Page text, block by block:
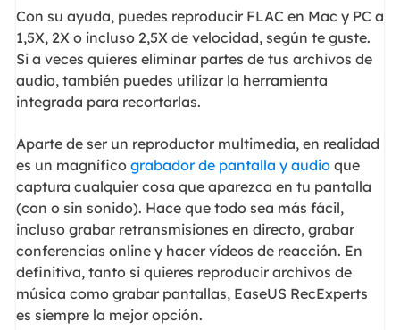
Con su ayuda, puedes reproducir FLAC en Mac y PC a
1,5X, 2X o incluso 2,5X de velocidad, según te guste.
Si a veces quieres eliminar partes de tus archivos de
audio, también puedes utilizar la herramienta
integrada para recortarlas.
Aparte de ser un reproductor multimedia, en realidad
es un magnífico grabador de pantalla y audioque
captura cualquier cosa que aparezca en tu pantalla
(con o sin sonido). Hace que todo sea más fácil,
incluso grabar retransmisiones en directo, grabar
conferencias online y hacer vídeos de reacción. En
definitiva, tanto si quieres reproducir archivos de
música como grabar pantallas, EaseUS RecExperts
es siempre la mejor opción.